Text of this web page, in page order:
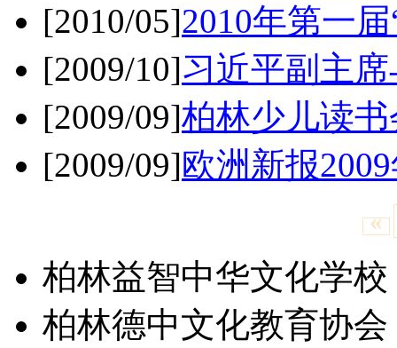
[2010/05]2010年第一
[2009/10]习近平副主
[2009/09]柏林少儿读
[2009/09]欧洲新报
«
柏林益智中华文化学校
柏林德中文化教育协会